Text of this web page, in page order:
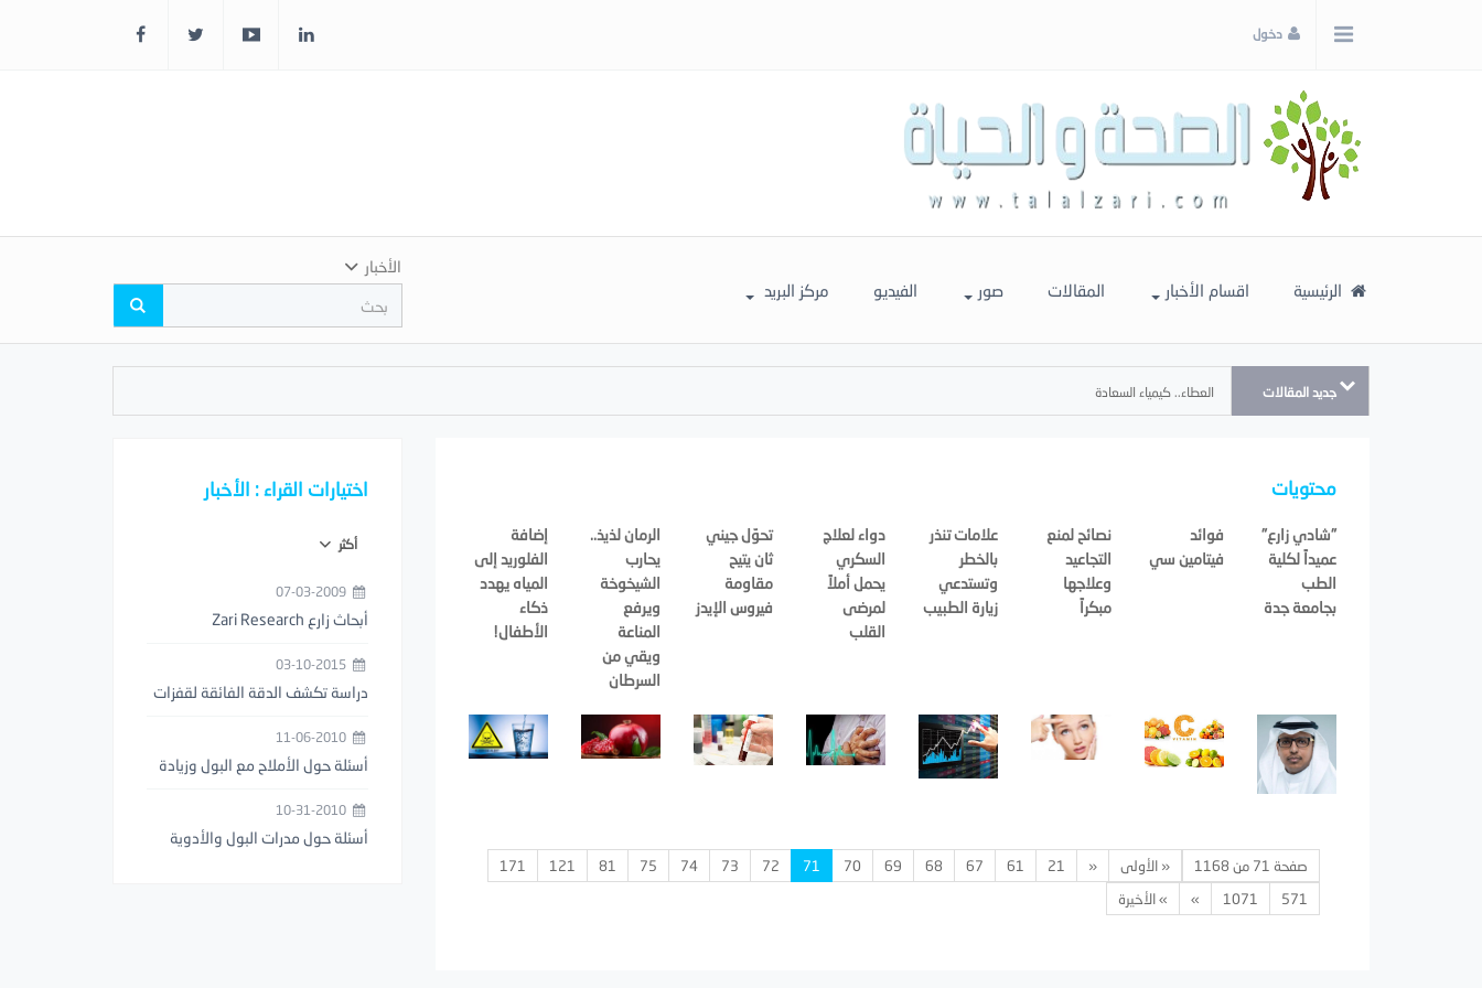
دخول
الرئيسية اقسام الأخبار المقالات صور الفيديو مركز البريد
الأخبار
جديد المقالات العطاء.. كيمياء السعادة
محتويات
"شادي زارع"
عميداً لكلية
الطب
بجامعة جدة
فوائد
فيتامين سي
نصائح لمنع
التجاعيد
وعلاجها
مبكراً
علامات تنذر
بالخطر
وتستدعي
زيارة الطبيب
دواء لعلاج
السكري
يحمل أملاً
لمرضى
القلب
تحوّل جيني
ثان يتيح
مقاومة
فيروس الإيدز
الرمان لذيذ..
يحارب
الشيخوخة
ويرفع
المناعة
ويقي من
السرطان
إضافة
الفلوريد إلى
المياه يهدد
ذكاء
الأطفال!
صفحة 71 من 1168 « الأولى «
21
61
67
68
69
70
71
72
73
74
75
81
121
171
571
1071
» » الأخيرة
اختيارات القراء : الأخبار
أكثر
07-03-2009
أبحاث زارع Zari Research
03-10-2015
دراسة تكشف الدقة الفائقة لقفزات
11-06-2010
أسئلة حول الأملاح مع البول وزيادة
10-31-2010
أسئلة حول مدرات البول والأدوية